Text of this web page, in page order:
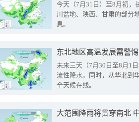
今天（7月31日）至8月初，
川盆地、陕西、甘肃的部分
息。
东北地区高温发展需警
未来三天（7月30日至8月1
流性降水。同时，从华北到
全天候在线。
大范围降雨将贯穿南北